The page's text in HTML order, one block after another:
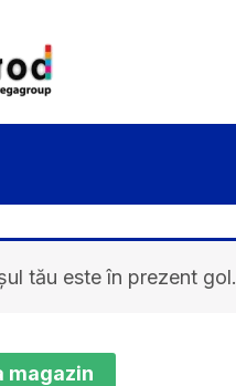
tău este în prezent gol.
magazin